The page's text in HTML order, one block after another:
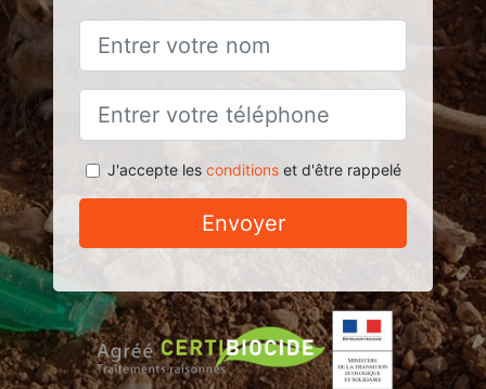
J'accepte les conditionset d'être rappelé
Envoyer